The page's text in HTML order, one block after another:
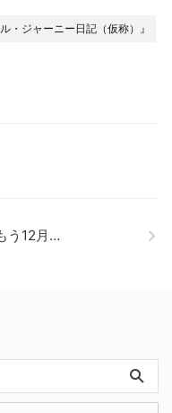
・ジャーニー日記（仮称）』
う12月…